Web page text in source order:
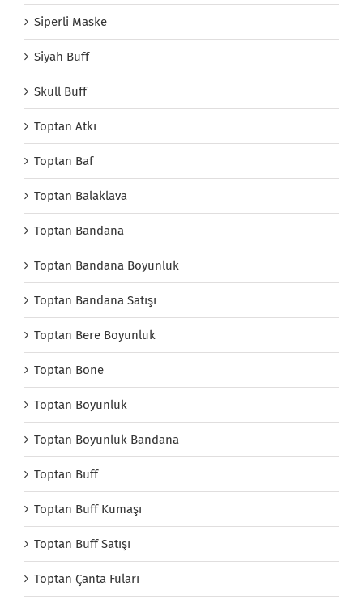
Siperli Maske
Siyah Buff
Skull Buff
Toptan Atkı
Toptan Baf
Toptan Balaklava
Toptan Bandana
Toptan Bandana Boyunluk
Toptan Bandana Satışı
Toptan Bere Boyunluk
Toptan Bone
Toptan Boyunluk
Toptan Boyunluk Bandana
Toptan Buff
Toptan Buff Kumaşı
Toptan Buff Satışı
Toptan Çanta Fuları